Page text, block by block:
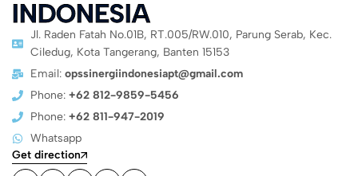
INDONESIA
Jl. Raden Fatah No.01B, RT.005/RW.010, Parung Serab, Kec.
Ciledug, Kota Tangerang, Banten 15153
Email: opssinergiindonesiapt@gmail.com
Phone: +62 812-9859-5456
Phone: +62 811-947-2019
Whatsapp
Get direction